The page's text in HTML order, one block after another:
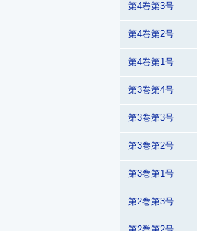
第4巻第3号
第4巻第2号
第4巻第1号
第3巻第4号
第3巻第3号
第3巻第2号
第3巻第1号
第2巻第3号